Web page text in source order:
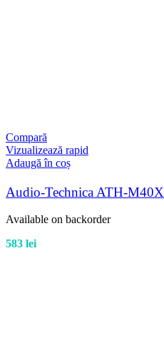
Compară
Vizualizează rapid
Adaugă în coș
Audio-Technica ATH-M40X
Available on backorder
583 lei